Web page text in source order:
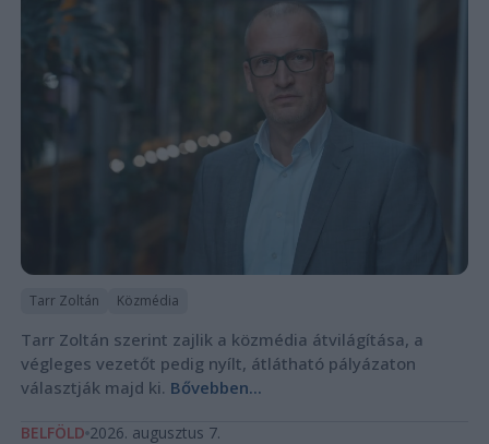
Tarr Zoltán Közmédia
Tarr Zoltán szerint zajlik a közmédia átvilágítása, a
végleges vezetőt pedig nyílt, átlátható pályázaton
választják majd ki. Bővebben...
BELFÖLD 2026. augusztus 7.